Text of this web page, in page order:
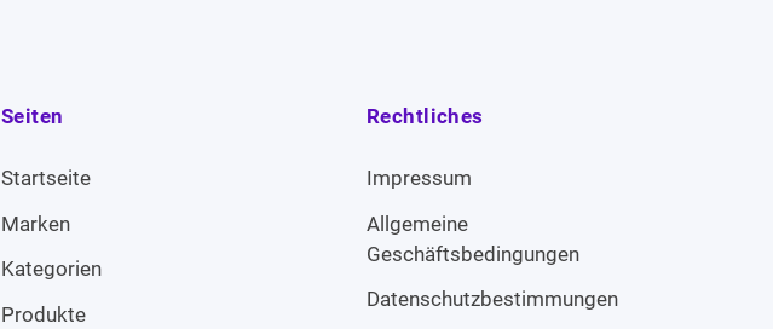
Seiten
Startseite
Marken
Kategorien
Produkte
Rechtliches
Impressum
Allgemeine
Geschäftsbedingungen
Datenschutzbestimmungen